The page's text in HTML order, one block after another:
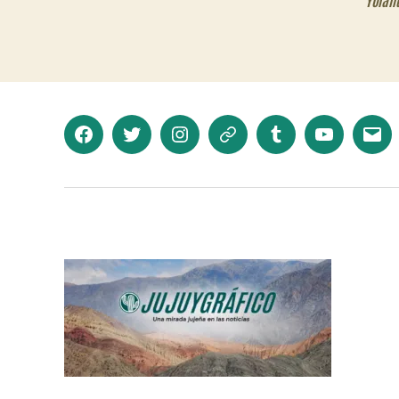
FacebookTwitter InstagramTelegramTumblr YouTube